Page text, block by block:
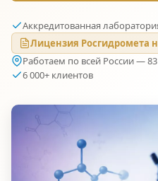
Аккредитованная
Лицензия Росгидромета
Работаем по всей России —
6 000+ клиентов